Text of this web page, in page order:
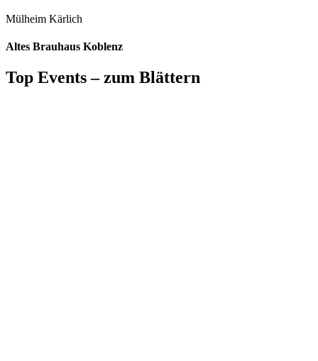
Mülheim Kärlich
Altes Brauhaus Koblenz
Top Events – zum Blättern